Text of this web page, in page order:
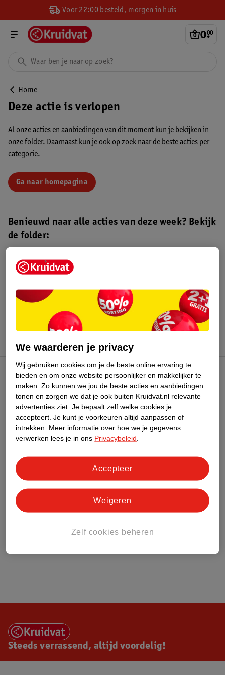
Voor 22:00 besteld, morgen in huis
0.
00
Home
Deze actie is verlopen
Al onze acties en aanbiedingen van dit moment kun je bekijken in
onze folder. Daarnaast kun je ook op zoek naar de beste acties per
categorie.
Ga naar homepagina
Benieuwd naar alle acties van deze week? Bekijk
de folder:
Kruidvat folder
augustus 2026.
Kruidvat Club
Klantenservice
Over Kruidvat
Steeds verrassend, altijd voordelig!
We waarderen je privacy
Wij gebruiken cookies om je de beste online ervaring te
bieden en om onze website persoonlijker en makkelijker te
maken. Zo kunnen we jou de beste acties en aanbiedingen
tonen en zorgen we dat je ook buiten Kruidvat.nl relevante
advertenties ziet. Je bepaalt zelf welke cookies je
accepteert. Je kunt je voorkeuren altijd aanpassen of
intrekken.
Meer informatie over hoe we je gegevens
verwerken lees je in ons Privacybeleid
Zelf cookies beheren
Weigeren
Accepteer